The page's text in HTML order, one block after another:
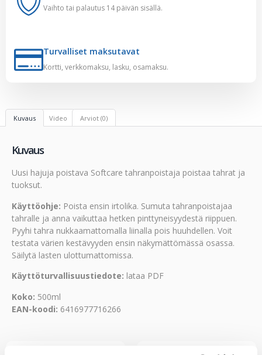
Vaihto tai palautus 14 päivän sisällä.
Turvalliset maksutavat
Kortti, verkkomaksu, lasku, osamaksu.
Kuvaus Video Arviot (0)
Kuvaus
Uusi hajuja poistava Softcare tahranpoistaja poistaa tahrat ja
tuoksut.
Käyttöohje: Poista ensin irtolika. Sumuta tahranpoistajaa
tahralle ja anna vaikuttaa hetken pinttyneisyydestä riippuen.
Pyyhi tahra nukkaamattomalla liinalla pois huuhdellen. Voit
testata värien kestävyyden ensin näkymättömässä osassa.
Säilytä lasten ulottumattomissa.
Käyttöturvallisuustiedote: lataa PDF
Koko: 500ml
EAN-koodi: 6416977716266